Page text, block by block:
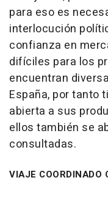
para eso es
interlocución
confianza en
difíciles para los
encuentran
España, por tanto
abierta a sus
ellos también se
consultadas.
VIAJE COORDINADO